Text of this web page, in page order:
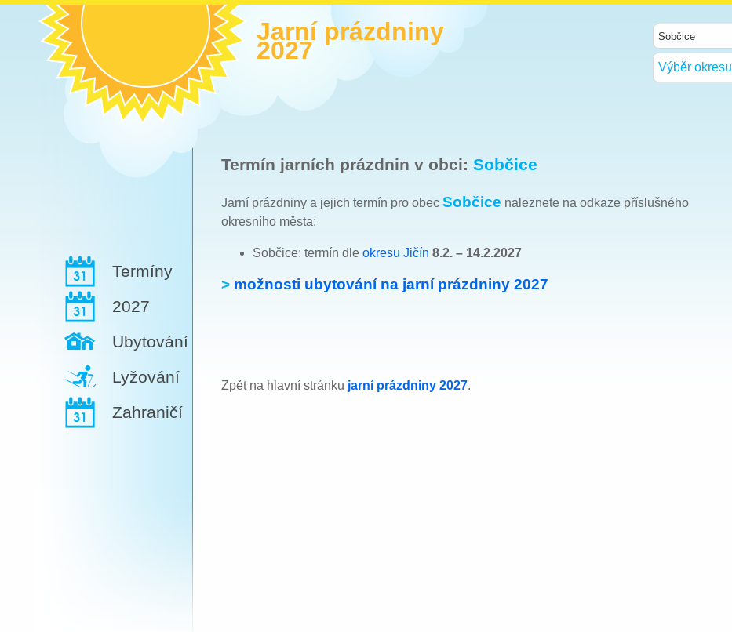
Jarní prázdniny
2027
Výběr okresu
Termíny
2027
Ubytování
Lyžování
Zahraničí
Termín jarních prázdnin v obci: Sobčice
Jarní prázdniny a jejich termín pro obec Sobčice naleznete na odkaze příslušného
okresního města:
Sobčice: termín dle okresu Jičín 8.2. – 14.2.2027
> možnosti ubytování na jarní prázdniny 2027
Zpět na hlavní stránku jarní prázdniny 2027.